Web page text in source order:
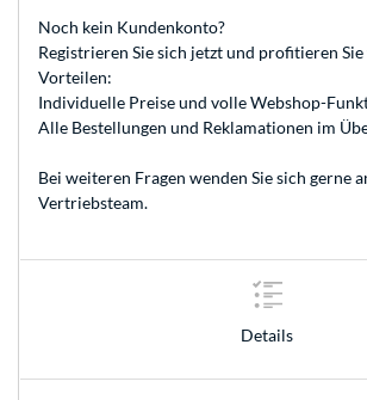
Noch kein Kundenkonto?
Registrieren Sie sich jetzt und profitieren Sie
Vorteilen:
Individuelle Preise und volle Webshop-
Alle Bestellungen und Reklamationen im
Bei weiteren Fragen wenden Sie sich gerne
Vertriebsteam.
Details